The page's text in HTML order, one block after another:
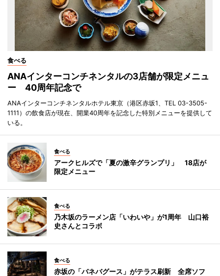
食べる
ANAインターコンチネンタルの3店舗が限定メニュ
ー 40周年記念で
ANAインターコンチネンタルホテル東京（港区赤坂1、TEL 03-3505-
1111）の飲食店が現在、開業40周年を記念した特別メニューを提供して
いる。
食べる
アークヒルズで「夏の激辛グランプリ」 18店が
限定メニュー
食べる
乃木坂のラーメン店「いわいや」が1周年 山口裕
史さんとコラボ
食べる
赤坂の「バネバグース」がテラス刷新 全席ソフ